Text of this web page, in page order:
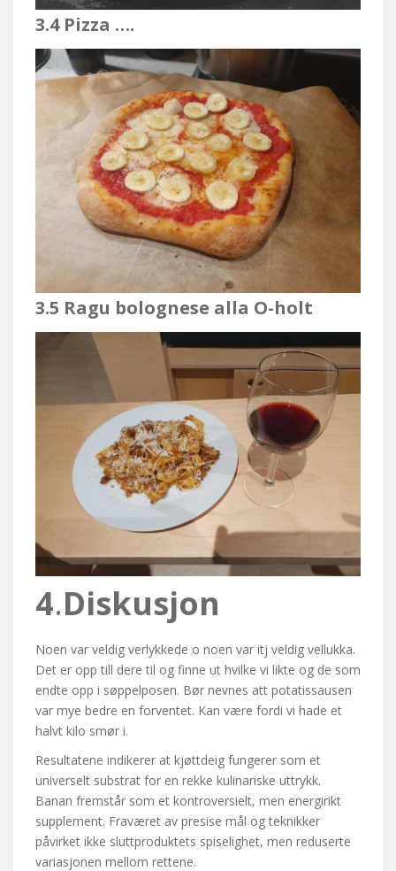
3.4 Pizza ….
3.5 Ragu bolognese alla O-holt
4.Diskusjon
Noen var veldig verlykkede o noen var itj veldig vellukka.
Det er opp till dere til og finne ut hvilke vi likte og de som
endte opp i søppelposen. Bør nevnes att potatissausen
var mye bedre en forventet. Kan være fordi vi hade et
halvt kilo smør i.
Resultatene indikerer at kjøttdeig fungerer som et
universelt substrat for en rekke kulinariske uttrykk.
Banan fremstår som et kontroversielt, men energirikt
supplement. Fraværet av presise mål og teknikker
påvirket ikke sluttproduktets spiselighet, men reduserte
variasjonen mellom rettene.